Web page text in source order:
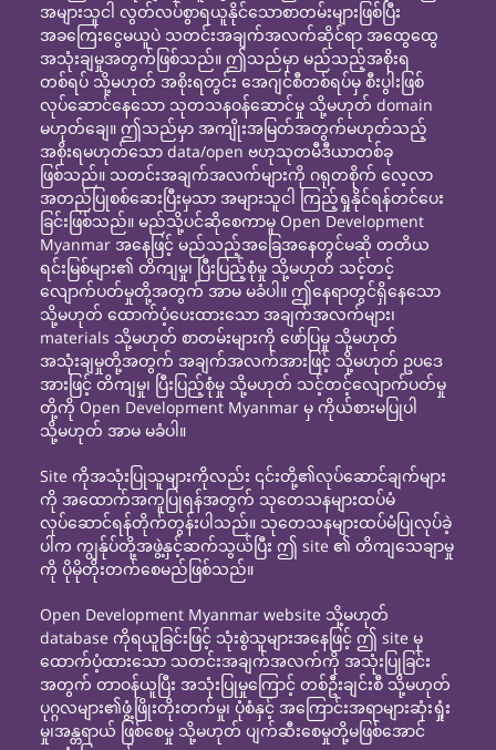
အများသူငါ လွတ်လပ်စွာရယူနိုင်သောစာတမ်းများဖြစ်ပြီး
အခကြေးငွေမယူပဲ သတင်းအချက်အလက်ဆိုင်ရာ အထွေထွေ
အသုံးချမှုအတွက်ဖြစ်သည်။ ဤသည်မှာ မည်သည့်အစိုးရ
တစ်ရပ် သို့မဟုတ် အစိုးရတွင်း အေဂျင်စီတစ်ရပ်မှ စီးပွါးဖြစ်
လုပ်ဆောင်နေသော သုတသနဝန်ဆောင်မှု သို့မဟုတ် domain
မဟုတ်ချေ။ ဤသည်မှာ အကျိုးအမြတ်အတွက်မဟုတ်သည့်
အစိုးရမဟုတ်သော data/open ဗဟုသုတမီဒီယာတစ်ခု
ဖြစ်သည်။ သတင်းအချက်အလက်များကို ဂရုတစိုက် လေ့လာ
အတည်ပြုစစ်ဆေးပြီးမှသာ အများသူငါ ကြည့်ရှုနိုင်ရန်တင်ပေး
ခြင်းဖြစ်သည်။ မည်သို့ပင်ဆိုစေကာမူ Open Development
Myanmar အနေဖြင့် မည်သည့်အခြေအနေတွင်မဆို တတိယ
ရင်းမြစ်များ၏ တိကျမှု၊ ပြီးပြည့်စုံမှု သို့မဟုတ် သင့်တင့်
လျောက်ပတ်မှုတို့အတွက် အာမ မခံပါ။ ဤနေရာတွင်ရှိနေသော
သို့မဟုတ် ထောက်ပံ့ပေးထားသော အချက်အလက်များ၊
materials သို့မဟုတ် စာတမ်းများကို ဖော်ပြမှု သို့မဟုတ်
အသုံးချမှုတို့အတွက် အချက်အလက်အားဖြင့် သို့မဟုတ် ဥပဒေ
အားဖြင့် တိကျမှု၊ ပြီးပြည့်စုံမှု သို့မဟုတ် သင့်တင့်လျောက်ပတ်မှု
တို့ကို Open Development Myanmar မှ ကိုယ်စားမပြုပါ
သို့မဟုတ် အာမ မခံပါ။
Site ကိုအသုံးပြုသူများကိုလည်း ၎င်းတို့၏လုပ်ဆောင်ချက်များ
ကို အထောက်အကူပြုရန်အတွက် သုတေသနများထပ်မံ
လုပ်ဆောင်ရန်တိုက်တွန်းပါသည်။ သုတေသနများထပ်မံပြုလုပ်ခဲ့
ပါက ကျွန်ုပ်တို့အဖွဲ့နှင့်ဆက်သွယ်ပြီး ဤ site ၏ တိကျသေချာမှု
ကို ပိုမိုတိုးတက်စေမည်ဖြစ်သည်။
Open Development Myanmar website သို့မဟုတ်
database ကိုရယူခြင်းဖြင့် သုံးစွဲသူများအနေဖြင့် ဤ site မှ
ထောက်ပံ့ထားသော သတင်းအချက်အလက်ကို အသုံးပြုခြင်း
အတွက် တာဝန်ယူပြီး အသုံးပြုမှုကြောင့် တစ်ဦးချင်းစီ သို့မဟုတ်
ပုဂ္ဂလများ၏ဖွံ့ဖြိုးတိုးတက်မှု၊ ပုံစံနှင့် အကြောင်းအရာများဆုံးရှုံး
မှု၊အန္တရာယ် ဖြစ်စေမှု သို့မဟုတ် ပျက်ဆီးစေမှုတို့မဖြစ်အောင်